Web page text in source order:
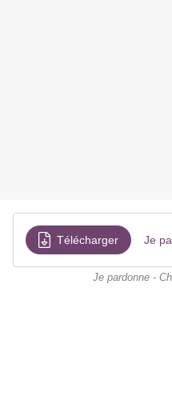
Télécharger Je
Je pardonne -